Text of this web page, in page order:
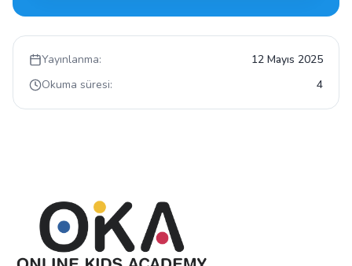
Yayınlanma:
12 Mayıs 2025
Okuma süresi:
4